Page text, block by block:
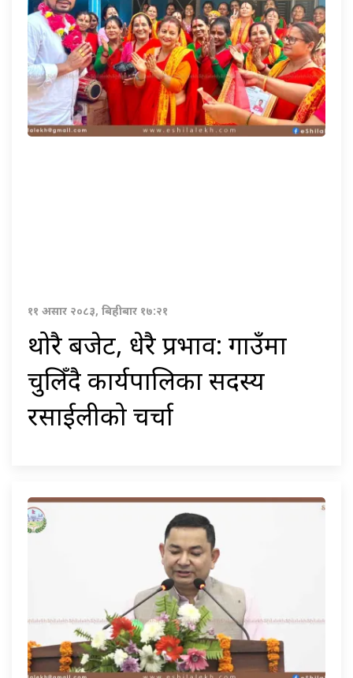
११ असार २०८३, बिहीबार १७:२१
थोरै बजेट, धेरै प्रभाव: गाउँमा
चुलिँदै कार्यपालिका सदस्य
रसाईलीको चर्चा